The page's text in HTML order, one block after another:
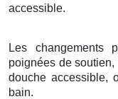
accessible.
Les changements
poignées de
douche accessible,
bain.